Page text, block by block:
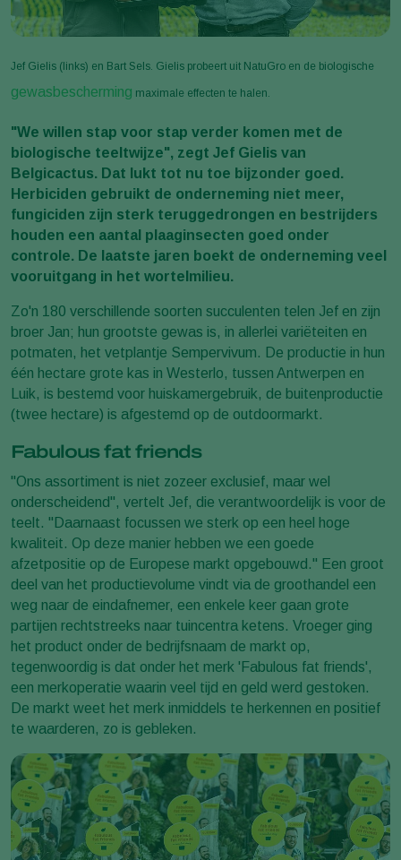
Jef Gielis (links) en Bart Sels. Gielis probeert uit NatuGro en de biologische
gewasbescherming maximale effecten te halen.
"We willen stap voor stap verder komen met de
biologische teeltwijze", zegt Jef Gielis van
Belgicactus. Dat lukt tot nu toe bijzonder goed.
Herbiciden gebruikt de onderneming niet meer,
fungiciden zijn sterk teruggedrongen en bestrijders
houden een aantal plaaginsecten goed onder
controle. De laatste jaren boekt de onderneming veel
vooruitgang in het wortelmilieu.
Zo'n 180 verschillende soorten succulenten telen Jef en zijn
broer Jan; hun grootste gewas is, in allerlei variëteiten en
potmaten, het vetplantje Sempervivum. De productie in hun
één hectare grote kas in Westerlo, tussen Antwerpen en
Luik, is bestemd voor huiskamergebruik, de buitenproductie
(twee hectare) is afgestemd op de outdoormarkt.
Fabulous fat friends
"Ons assortiment is niet zozeer exclusief, maar wel
onderscheidend", vertelt Jef, die verantwoordelijk is voor de
teelt. "Daarnaast focussen we sterk op een heel hoge
kwaliteit. Op deze manier hebben we een goede
afzetpositie op de Europese markt opgebouwd." Een groot
deel van het productievolume vindt via de groothandel een
weg naar de eindafnemer, een enkele keer gaan grote
partijen rechtstreeks naar tuincentra ketens. Vroeger ging
het product onder de bedrijfsnaam de markt op,
tegenwoordig is dat onder het merk 'Fabulous fat friends',
een merkoperatie waarin veel tijd en geld werd gestoken.
De markt weet het merk inmiddels te herkennen en positief
te waarderen, zo is gebleken.